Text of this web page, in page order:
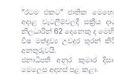
“රටම එකට” ජාතික
අදාළ වැටලීම්වලදී සක්‍රීය
නිලධාරින් 62 දෙනෙකු ද
විෂ මත්ද්‍රව්‍ය උවදුර තුරන්
අනතුරුවයි.
ජනාධිපති අනුර කුමාර
මෙලෙස අදහස් පළ කළා.